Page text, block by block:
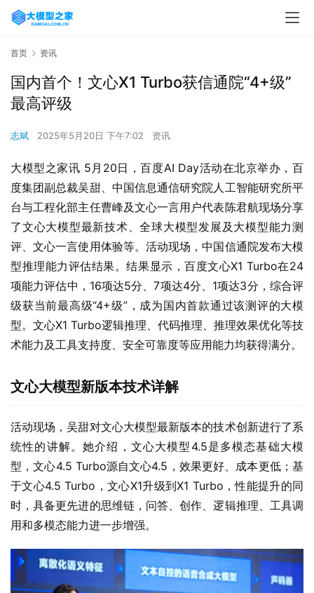
首页 资讯
国内首个！文心X1 Turbo获信通院“4+级”
最高评级
志斌 2025年5月20日 下午7:02 资讯
大模型之家讯 5月20日，百度AI Day活动在北京举办，百
度集团副总裁吴甜、中国信息通信研究院人工智能研究所平
台与工程化部主任曹峰及文心一言用户代表陈君航现场分享
了文心大模型最新技术、全球大模型发展及大模型能力测
评、文心一言使用体验等。活动现场，中国信通院发布大模
型推理能力评估结果。结果显示，百度文心X1 Turbo在24
项能力评估中，16项达5分、7项达4分、1项达3分，综合评
级获当前最高级“4+级”，成为国内首款通过该测评的大模
型。文心X1 Turbo逻辑推理、代码推理、推理效果优化等技
术能力及工具支持度、安全可靠度等应用能力均获得满分。
文心大模型新版本技术详解
活动现场，吴甜对文心大模型最新版本的技术创新进行了系
统性的讲解。她介绍，文心大模型4.5是多模态基础大模
型，文心4.5 Turbo源自文心4.5，效果更好、成本更低；基
于文心4.5 Turbo，文心X1升级到X1 Turbo，性能提升的同
时，具备更先进的思维链，问答、创作、逻辑推理、工具调
用和多模态能力进一步增强。